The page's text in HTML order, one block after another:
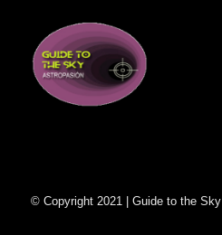
© Copyright 2021 | Guide to the Sky